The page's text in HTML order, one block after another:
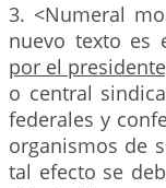
3. <Numeral
nuevo texto es
por el
o central
federales y
organismos de
tal efecto se